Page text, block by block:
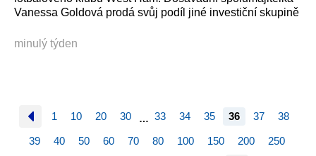
Vanessa Goldová prodá svůj podíl jiné investiční skupině
minulý týden
1 10 20 30 … 33 34 35 36 37 38
39 40 50 60 70 80 100 150 200 250